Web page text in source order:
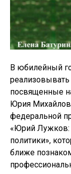
В юбилейный
реализовывать
посвященные
Юрия
федеральной
«Юрий Лужков:
политики»,
ближе